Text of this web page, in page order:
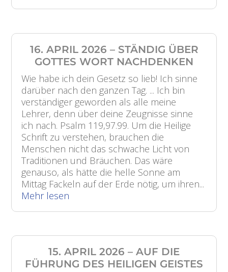
16. APRIL 2026 – STÄNDIG ÜBER
GOTTES WORT NACHDENKEN
Wie habe ich dein Gesetz so lieb! Ich sinne
darüber nach den ganzen Tag. ... Ich bin
verständiger geworden als alle meine
Lehrer, denn über deine Zeugnisse sinne
ich nach. Psalm 119,97.99. Um die Heilige
Schrift zu verstehen, brauchen die
Menschen nicht das schwache Licht von
Traditionen und Bräuchen. Das wäre
genauso, als hätte die helle Sonne am
Mittag Fackeln auf der Erde nötig, um ihren...
Mehr lesen
15. APRIL 2026 – AUF DIE
FÜHRUNG DES HEILIGEN GEISTES